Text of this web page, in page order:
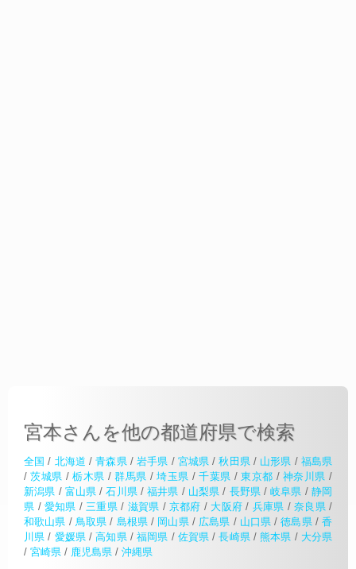
宮本さんを他の都道府県で検索
全国 / 北海道 /青森県/ 岩手県 / 宮城県 /秋田県/ 山形県 / 福島県
/茨城県 /栃木県 /群馬県 /埼玉県 /千葉県 /東京都 /神奈川県 /
新潟県 / 富山県 /石川県/福井県 / 山梨県 / 長野県/岐阜県 / 静岡
県 / 愛知県 /三重県 / 滋賀県 / 京都府 / 大阪府 / 兵庫県 / 奈良県/
和歌山県 / 鳥取県 / 島根県/ 岡山県/ 広島県 / 山口県 /徳島県/香
川県 / 愛媛県/高知県/ 福岡県 / 佐賀県 /長崎県/熊本県 / 大分県
/ 宮崎県 / 鹿児島県 / 沖縄県